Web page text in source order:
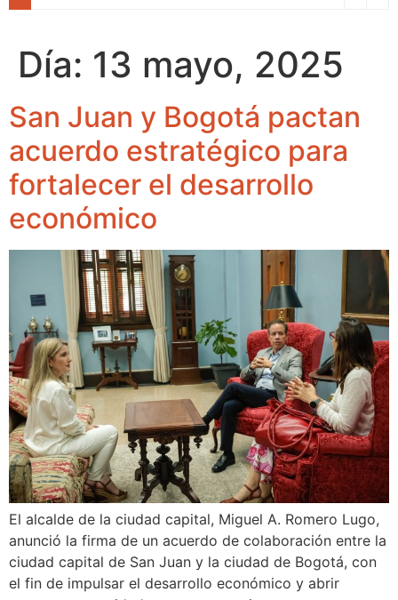
Día: 13 mayo, 2025
San Juan y Bogotá pactan
acuerdo estratégico para
fortalecer el desarrollo
económico
El alcalde de la ciudad capital, Miguel A. Romero Lugo,
anunció la firma de un acuerdo de colaboración entre la
ciudad capital de San Juan y la ciudad de Bogotá, con
el fin de impulsar el desarrollo económico y abrir